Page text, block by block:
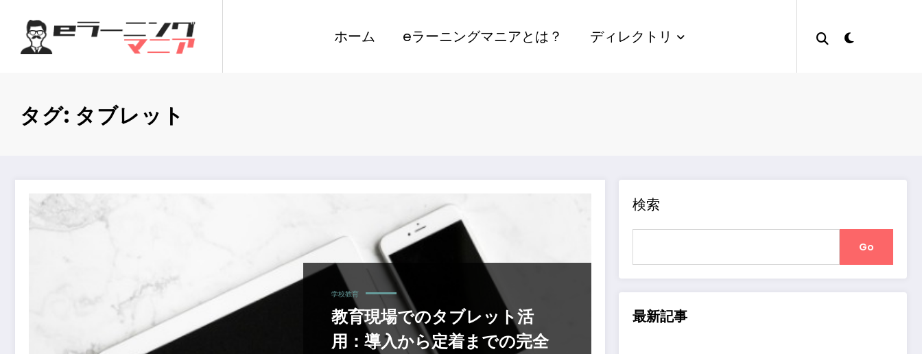
ホーム eラーニングマニアとは？ ディレクトリ
タグ: タブレット
教育現場でのタブレット活用：導入から定着までの完全ガイド
学校教育
教育現場でのタブレット活
用：導入から定着までの完全
検索
Go
最新記事